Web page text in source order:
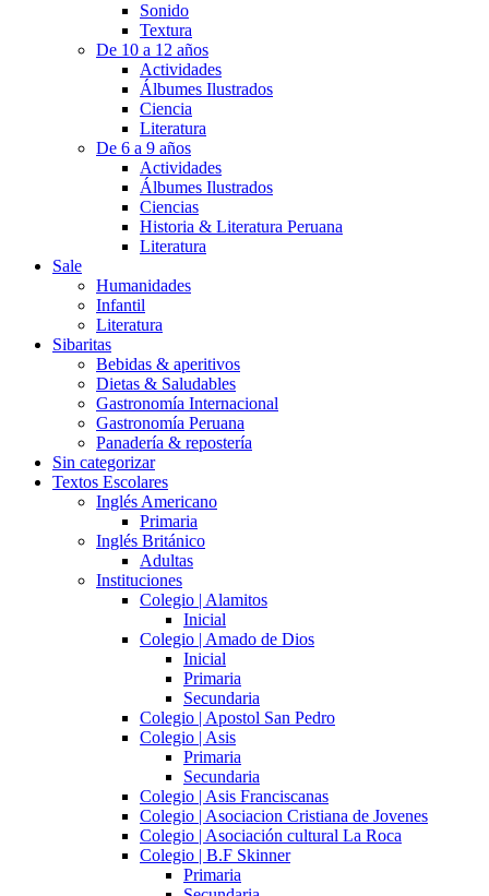
Sonido
Textura
De 10 a 12 años
Actividades
Álbumes Ilustrados
Ciencia
Literatura
De 6 a 9 años
Actividades
Álbumes Ilustrados
Ciencias
Historia & Literatura Peruana
Literatura
Sale
Humanidades
Infantil
Literatura
Sibaritas
Bebidas & aperitivos
Dietas & Saludables
Gastronomía Internacional
Gastronomía Peruana
Panadería & repostería
Sin categorizar
Textos Escolares
Inglés Americano
Primaria
Inglés Británico
Adultas
Instituciones
Colegio | Alamitos
Inicial
Colegio | Amado de Dios
Inicial
Primaria
Secundaria
Colegio | Apostol San Pedro
Colegio | Asis
Primaria
Secundaria
Colegio | Asis Franciscanas
Colegio | Asociacion Cristiana de Jovenes
Colegio | Asociación cultural La Roca
Colegio | B.F Skinner
Primaria